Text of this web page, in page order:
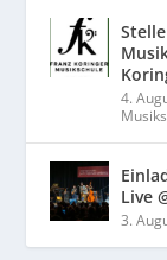
4.
Live
3.